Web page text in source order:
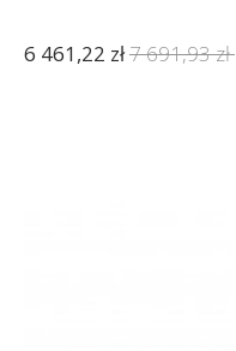
6 461,22 zł7 691,93 zł